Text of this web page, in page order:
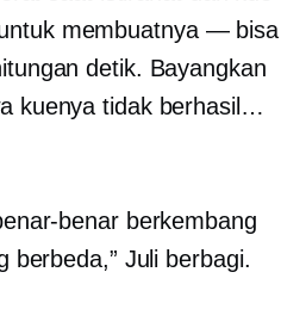
membuatnya — bisa
detik. Bayangkan
kuenya tidak berhasil…
benar berkembang
Juli berbagi.